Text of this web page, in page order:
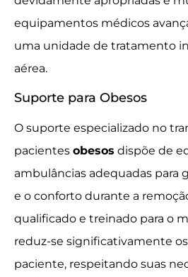
equipamentos médicos
uma unidade de tratamento
aérea.
Suporte para Obesos
O suporte especializado no
pacientes obesos dispõe de
ambulâncias adequadas para
e o conforto durante a
qualificado e treinado para o
reduz-se significativamente
paciente, respeitando suas